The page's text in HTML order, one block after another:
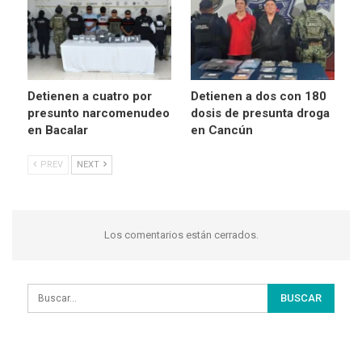
Detienen a cuatro por
presunto narcomenudeo
en Bacalar
Detienen a dos con 180
dosis de presunta droga
en Cancún
PREV NEXT
Los comentarios están cerrados.